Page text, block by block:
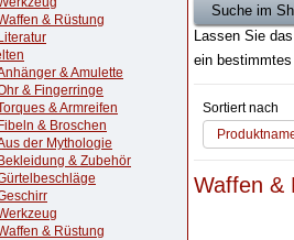
& Rüstung
Literatur
& Amulette
& Fingerringe
& Armreifen
Fibeln & Broschen
der Mythologie
Bekleidung & Zubehör
& Rüstung
Lassen Sie
ein
Sortiert nach
Waffen &